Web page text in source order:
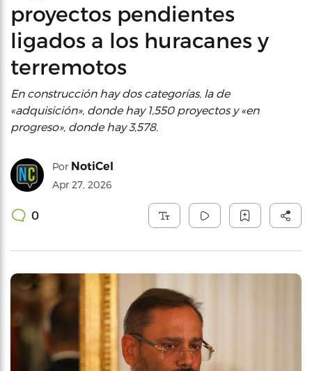
proyectos pendientes
ligados a los huracanes y
terremotos
En construcción hay dos categorías, la de
«adquisición», donde hay 1,550 proyectos y «en
progreso», donde hay 3,578.
Por NotiCel
Apr 27, 2026
0